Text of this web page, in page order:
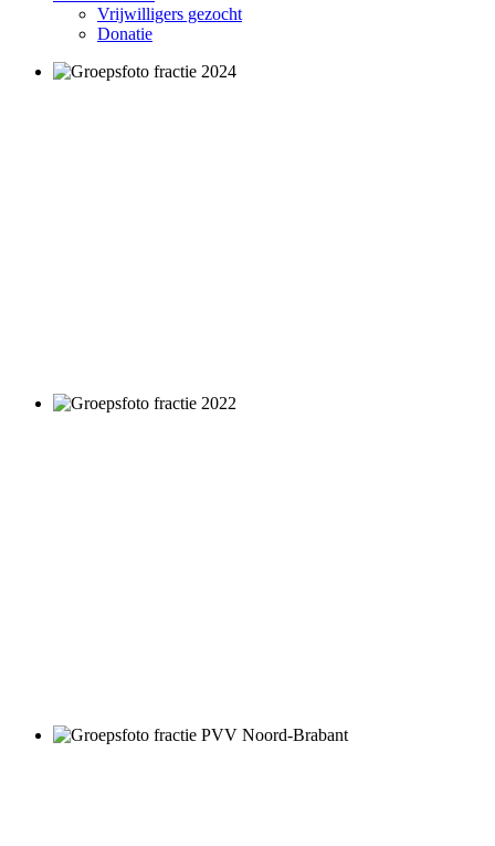
Vrijwilligers gezocht
Donatie